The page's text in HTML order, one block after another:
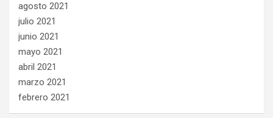
agosto 2021
julio 2021
junio 2021
mayo 2021
abril 2021
marzo 2021
febrero 2021